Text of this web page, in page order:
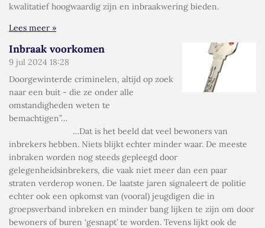
kwalitatief hoogwaardig zijn en inbraakwering bieden.
Lees meer »
Inbraak voorkomen
9 jul 2024 18:28
Doorgewinterde criminelen, altijd op zoek
naar een buit - die ze onder alle
omstandigheden weten te
bemachtigen”…
…Dat is het beeld dat veel bewoners van
inbrekers hebben. Niets blijkt echter minder waar. De meeste
inbraken worden nog steeds gepleegd door
gelegenheidsinbrekers, die vaak niet meer dan een paar
straten verderop wonen. De laatste jaren signaleert de politie
echter ook een opkomst van (vooral) jeugdigen die in
groepsverband inbreken en minder bang lijken te zijn om door
bewoners of buren ‘gesnapt’ te worden. Tevens lijkt ook de